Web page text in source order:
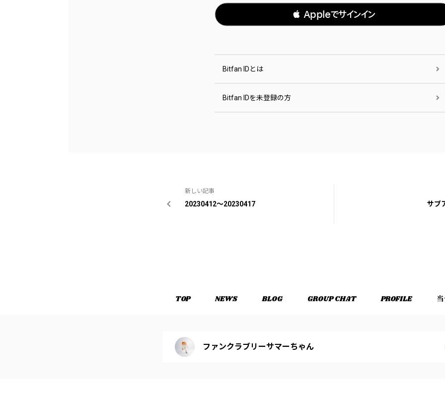
 Appleでサインイン
Bitfan IDとは
Bitfan IDを未登録の方
新しい記事
20230412〜20230417 サブ
TOP NEWS BLOG GROUP CHAT PROFILE
ファンクラブリーサマーちゃん